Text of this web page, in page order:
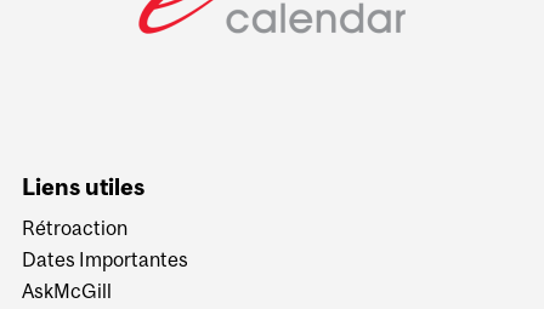
Liens utiles
Rétroaction
Dates Importantes
AskMcGill